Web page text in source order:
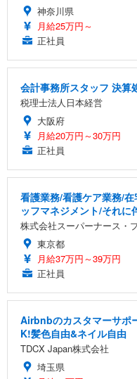
神奈川県
月給25万円～
正社員
会計事務所スタッフ 決算
税理士法人日本経営
大阪府
月給20万円～30万円
正社員
看護業務/看護ケア業務/
ッフマネジメント/それに
株式会社スーパーナース・
東京都
月給37万円～39万円
正社員
Airbnbのカスタマーサポ
K!髪色自由&ネイル自由
TDCX Japan株式会社
埼玉県